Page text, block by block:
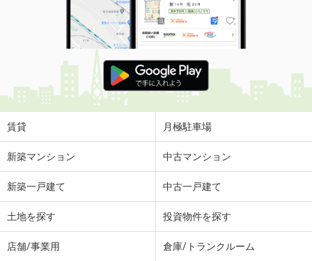
賃貸 月極駐車場
新築マンション 中古マンション
新築一戸建て 中古一戸建て
土地を探す 投資物件を探す
店舗/事業用 倉庫/トランクルーム